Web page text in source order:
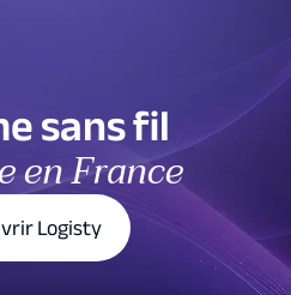
sans fil
en France
Logisty